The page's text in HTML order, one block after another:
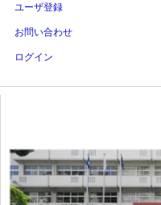
ユーザ登録
お問い合わせ
ログイン